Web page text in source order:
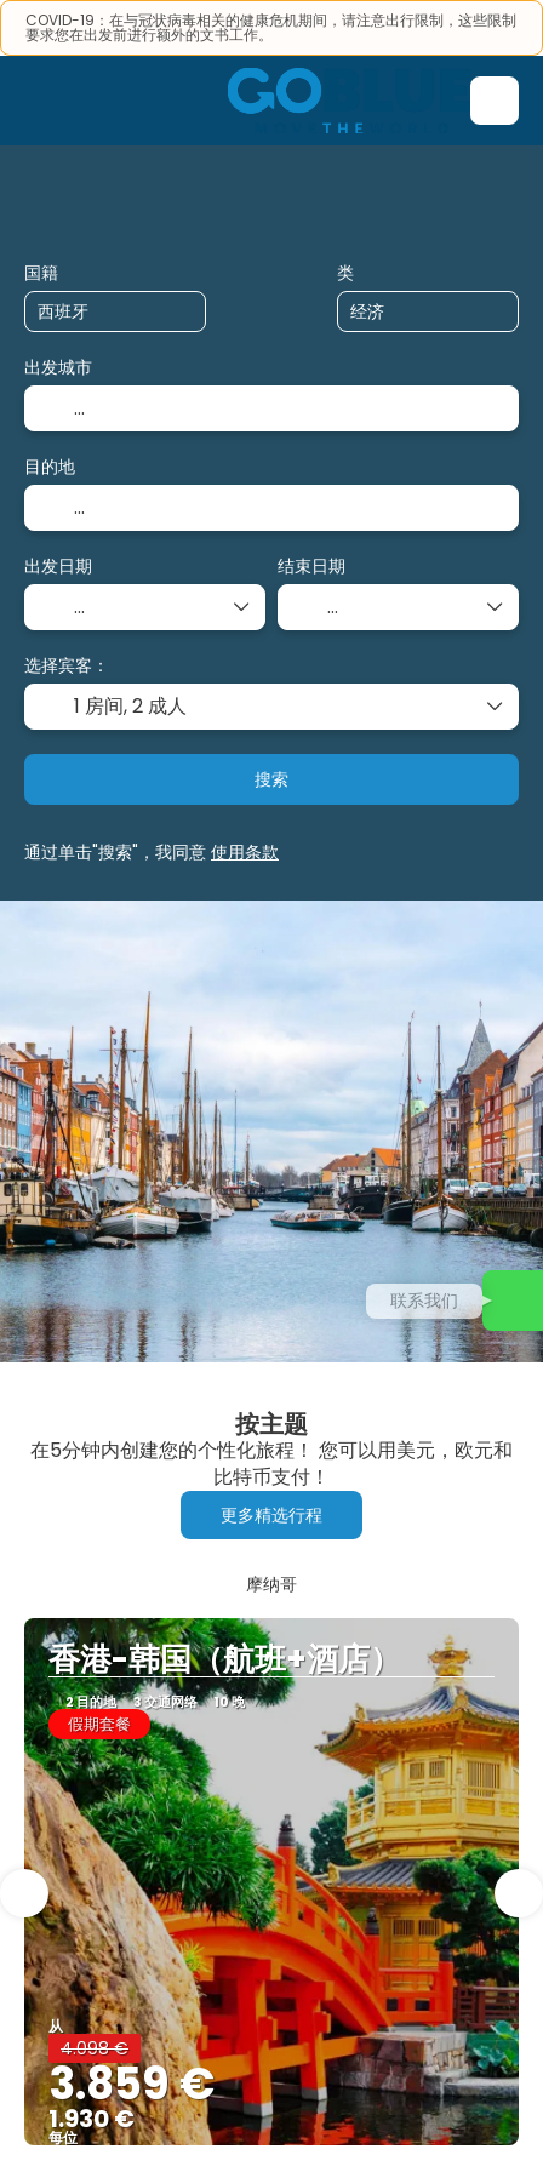
COVID-19：在与冠状病毒相关的健康危机期间，请注意出行限制，这些限制
要求您在出发前进行额外的文书工作。
国籍 类
出发城市
目的地
出发日期 结束日期
选择宾客：
1 房间,2 成人
搜索
通过单击"搜索"，我同意 使用条款
按主题
在5分钟内创建您的个性化旅程！ 您可以用美元，欧元和
比特币支付！
更多精选行程
摩纳哥
香港-韩国（航班+酒店）
2 目的地 3 交通网络 10 晚
假期套餐
从
4.098 €
3.859 €
1.930 €
每位
联系我们